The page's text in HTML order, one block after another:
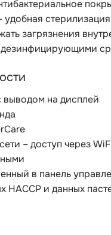
удобная
загрязнения
выводом на дисплей
– доступ через
в панель
HACCP и данных